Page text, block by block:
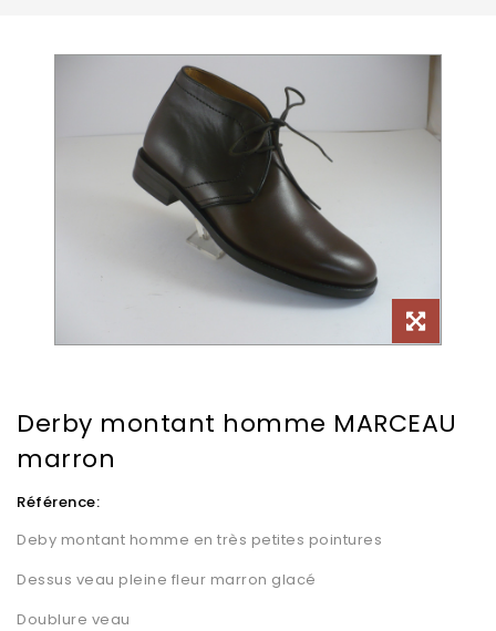
Derby montant homme MARCEAU
marron
Référence:
Deby montant homme en très petites pointures
Dessus veau pleine fleur marron glacé
Doublure veau